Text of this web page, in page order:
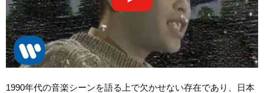
1990年代の音楽シーンを語る上で欠かせない存在であり、日本